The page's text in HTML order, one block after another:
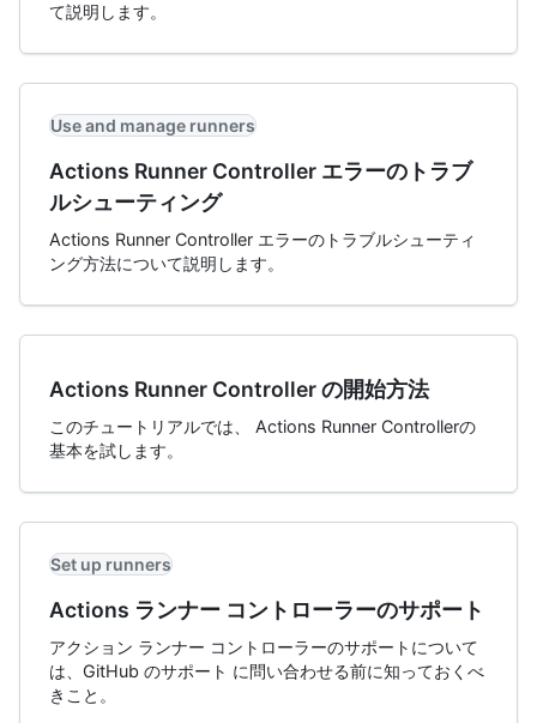
て説明します。
Use and manage runners
Actions Runner Controller エラーのトラブ
ルシューティング
Actions Runner Controller エラーのトラブルシューティ
ング方法について説明します。
Actions Runner Controller の開始方法
このチュートリアルでは、 Actions Runner Controllerの
基本を試します。
Set up runners
Actions ランナー コントローラーのサポート
アクション ランナー コントローラーのサポートについて
は、GitHub のサポート に問い合わせる前に知っておくべ
きこと。